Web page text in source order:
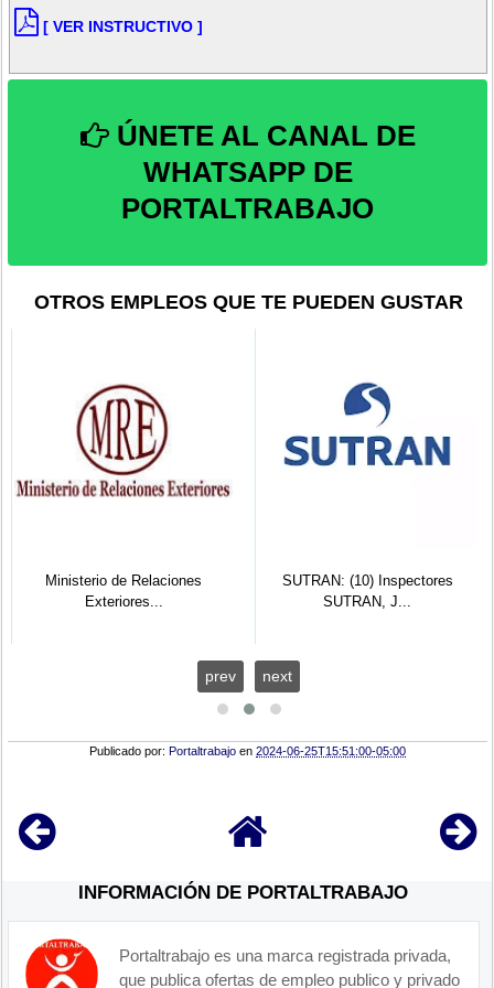
[ VER INSTRUCTIVO ]
ÚNETE AL CANAL DE
WHATSAPP DE
PORTALTRABAJO
OTROS EMPLEOS QUE TE PUEDEN GUSTAR
Ministerio de Relaciones
Exteriores...
SUTRAN: (10) Inspectores
SUTRAN, J...
prev next
Publicado por: Portaltrabajo en2024-06-25T15:51:00-05:00
INFORMACIÓN DE PORTALTRABAJO
Portaltrabajo es una marca registrada privada,
que publica ofertas de empleo publico y privado